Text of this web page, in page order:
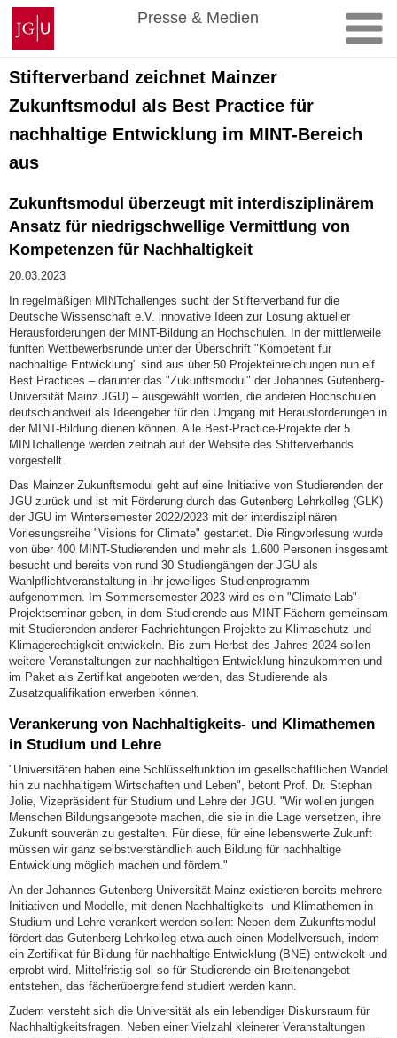
Zum
Inhalt
springen
Johannes
Gutenberg-
Universität
Mainz
Presse & Medien
Stifterverband zeichnet Mainzer
Zukunftsmodul als Best Practice für
nachhaltige Entwicklung im MINT-Bereich
aus
Zukunftsmodul überzeugt mit interdisziplinärem
Ansatz für niedrigschwellige Vermittlung von
Kompetenzen für Nachhaltigkeit
20.03.2023
In regelmäßigen MINTchallenges sucht der Stifterverband für die
Deutsche Wissenschaft e.V. innovative Ideen zur Lösung aktueller
Herausforderungen der MINT-Bildung an Hochschulen. In der mittlerweile
fünften Wettbewerbsrunde unter der Überschrift "Kompetent für
nachhaltige Entwicklung" sind aus über 50 Projekteinreichungen nun elf
Best Practices – darunter das "Zukunftsmodul" der Johannes Gutenberg-
Universität Mainz JGU) – ausgewählt worden, die anderen Hochschulen
deutschlandweit als Ideengeber für den Umgang mit Herausforderungen in
der MINT-Bildung dienen können. Alle Best-Practice-Projekte der 5.
MINTchallenge werden zeitnah auf der Website des Stifterverbands
vorgestellt.
Das Mainzer Zukunftsmodul geht auf eine Initiative von Studierenden der
JGU zurück und ist mit Förderung durch das Gutenberg Lehrkolleg (GLK)
der JGU im Wintersemester 2022/2023 mit der interdisziplinären
Vorlesungsreihe "Visions for Climate" gestartet. Die Ringvorlesung wurde
von über 400 MINT-Studierenden und mehr als 1.600 Personen insgesamt
besucht und bereits von rund 30 Studiengängen der JGU als
Wahlpflichtveranstaltung in ihr jeweiliges Studienprogramm
aufgenommen. Im Sommersemester 2023 wird es ein "Climate Lab"-
Projektseminar geben, in dem Studierende aus MINT-Fächern gemeinsam
mit Studierenden anderer Fachrichtungen Projekte zu Klimaschutz und
Klimagerechtigkeit entwickeln. Bis zum Herbst des Jahres 2024 sollen
weitere Veranstaltungen zur nachhaltigen Entwicklung hinzukommen und
im Paket als Zertifikat angeboten werden, das Studierende als
Zusatzqualifikation erwerben können.
Verankerung von Nachhaltigkeits- und Klimathemen
in Studium und Lehre
"Universitäten haben eine Schlüsselfunktion im gesellschaftlichen Wandel
hin zu nachhaltigem Wirtschaften und Leben", betont Prof. Dr. Stephan
Jolie, Vizepräsident für Studium und Lehre der JGU. "Wir wollen jungen
Menschen Bildungsangebote machen, die sie in die Lage versetzen, ihre
Zukunft souverän zu gestalten. Für diese, für eine lebenswerte Zukunft
müssen wir ganz selbstverständlich auch Bildung für nachhaltige
Entwicklung möglich machen und fördern."
An der Johannes Gutenberg-Universität Mainz existieren bereits mehrere
Initiativen und Modelle, mit denen Nachhaltigkeits- und Klimathemen in
Studium und Lehre verankert werden sollen: Neben dem Zukunftsmodul
fördert das Gutenberg Lehrkolleg etwa auch einen Modellversuch, indem
ein Zertifikat für Bildung für nachhaltige Entwicklung (BNE) entwickelt und
erprobt wird. Mittelfristig soll so für Studierende ein Breitenangebot
entstehen, das fächerübergreifend studiert werden kann.
Zudem versteht sich die Universität als ein lebendiger Diskursraum für
Nachhaltigkeitsfragen. Neben einer Vielzahl kleinerer Veranstaltungen